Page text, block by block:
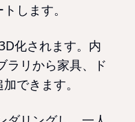
します。
化されます。内
ラリから家具、ド
できます。